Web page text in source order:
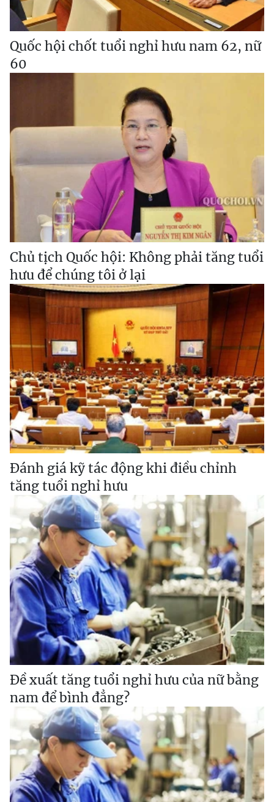
Quốc hội chốt tuổi nghỉ hưu nam 62, nữ
60
Chủ tịch Quốc hội: Không phải tăng tuổi
hưu để chúng tôi ở lại
Đánh giá kỹ tác động khi điều chỉnh
tăng tuổi nghỉ hưu
Đề xuất tăng tuổi nghỉ hưu của nữ bằng
nam để bình đẳng?